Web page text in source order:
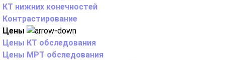
КТ нижних конечностей
Контрастирование
Цены
Цены КТ обследования
Цены МРТ обследования